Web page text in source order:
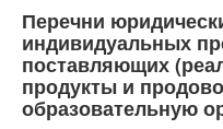
Перечни
индивидуальных
поставляющих
продукты и
образовательную